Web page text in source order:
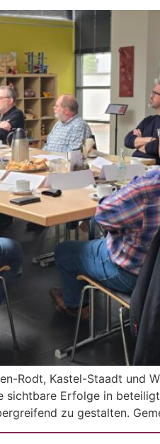
Rodt, Kastel-Staadt und
Erfolge in
zu gestalten.